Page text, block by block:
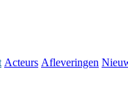
Acteurs Afleveringen